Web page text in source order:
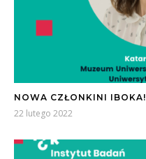
NOWA CZŁONKINI IBOKA!
22 lutego 2022